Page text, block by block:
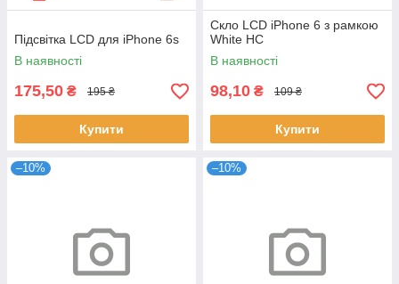
Підсвітка LCD для iPhone 6s
В наявності
175,50 ₴ 195 ₴
Купити
Скло LCD iPhone 6 з рамкою
White HC
В наявності
98,10 ₴ 109 ₴
Купити
–10% –10%